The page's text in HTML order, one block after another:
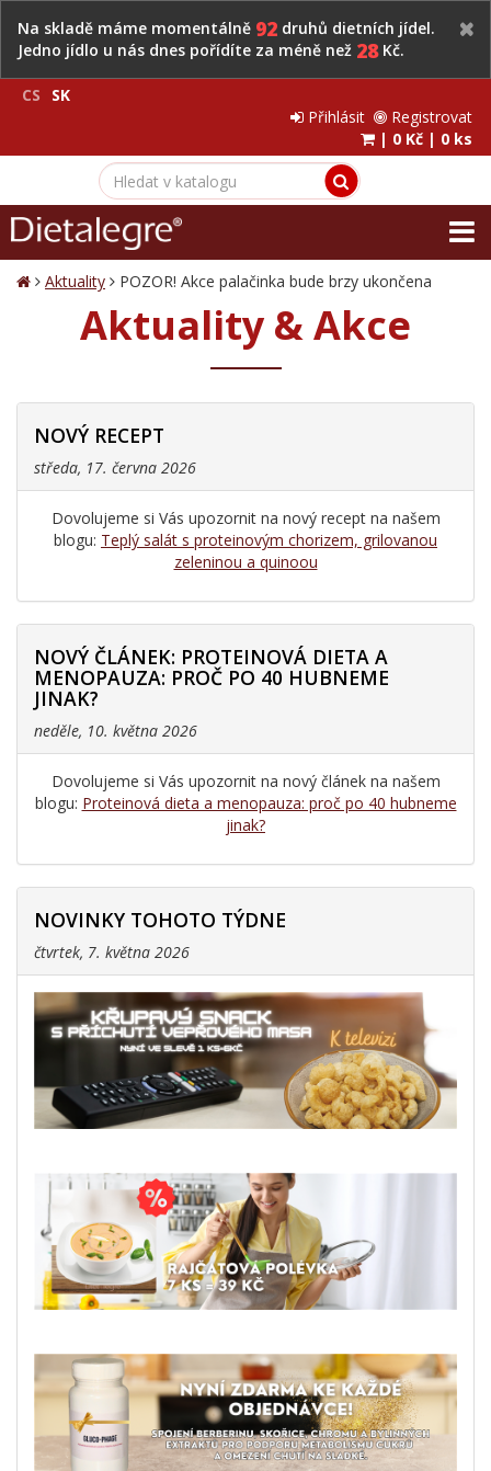
Na skladě máme momentálně 92 druhů dietních jídel.
Jedno jídlo u nás dnes pořídíte za méně než 28Kč.
CS
SK
Přihlásit
Registrovat
| 0 Kč | 0 ks
Aktuality POZOR! Akce palačinka bude brzy ukončena
Aktuality & Akce
NOVÝ RECEPT
středa, 17. června 2026
Dovolujeme si Vás upozornit na nový recept na našem
blogu: Teplý salát s proteinovým chorizem, grilovanou
zeleninou a quinoou
NOVÝ ČLÁNEK: PROTEINOVÁ DIETA A
MENOPAUZA: PROČ PO 40 HUBNEME
JINAK?
neděle, 10. května 2026
Dovolujeme si Vás upozornit na nový článek na našem
blogu: Proteinová dieta a menopauza: proč po 40 hubneme
jinak?
NOVINKY TOHOTO TÝDNE
čtvrtek, 7. května 2026